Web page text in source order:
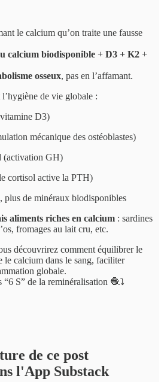
le calcium qu’on traite une fausse
calcium biodisponible + D3 + K2 +
osseux, pas en l’affamant.
l’hygiène de vie globale :
D3)
mécanique des ostéoblastes)
(activation GH)
cortisol active la PTH)
plus de minéraux biodisponibles
aliments riches en calcium : sardines
fromages au lait cru, etc.
découvrirez comment équilibrer le
le calcium dans le sang, faciliter
globale.
“6 S” de la reminéralisation 🧶⤵️
de ce post
l'App Substack